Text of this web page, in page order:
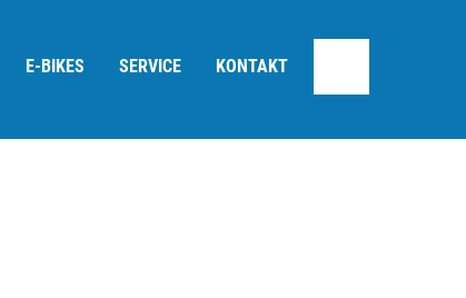
E-BIKES SERVICE KONTAKT